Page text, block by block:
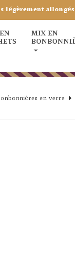
légèrement
MIX EN
en verre